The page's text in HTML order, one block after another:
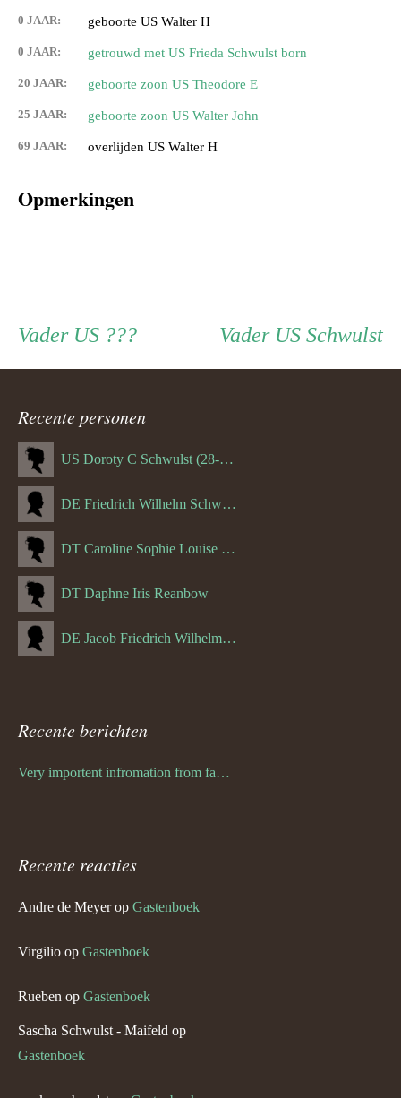
0 JAAR: geboorte US Walter H
0 JAAR: getrouwd met US Frieda Schwulst born
20 JAAR: geboorte zoon US Theodore E
25 JAAR: geboorte zoon US Walter John
69 JAAR: overlijden US Walter H
Opmerkingen
Persoon
ouder
navigatie
Vader Vader
US Schwulst
Vader Vader
US ???
Recente personen
US Doroty C Schwulst (28-12-1919)
DE Friedrich Wilhelm Schwulst
DT Caroline Sophie Louise Schreuder born Schwulst (13-05-1866)
DT Daphne Iris Reanbow
DE Jacob Friedrich Wilhelm Hurth
Recente berichten
Very importent infromation from family Schwulst
Recente reacties
Andre de Meyerop Gastenboek
Virgilio op Gastenboek
Rueben op Gastenboek
Sascha Schwulst - Maifeld op
Gastenboek